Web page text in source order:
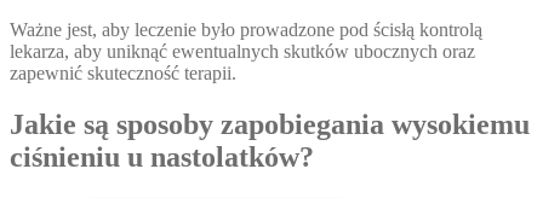
Ważne jest, aby leczenie było prowadzone pod ścisłą kontrolą
lekarza, aby uniknąć ewentualnych skutków ubocznych oraz
zapewnić skuteczność terapii.
Jakie są sposoby zapobiegania wysokiemu
ciśnieniu u nastolatków?